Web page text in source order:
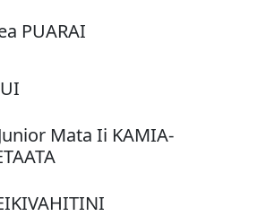
PUARAI
Mata Ii KAMIA-